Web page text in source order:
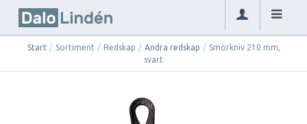
Start / Sortiment / Redskap / Andra redskap / Smörkniv 210 mm,
svart